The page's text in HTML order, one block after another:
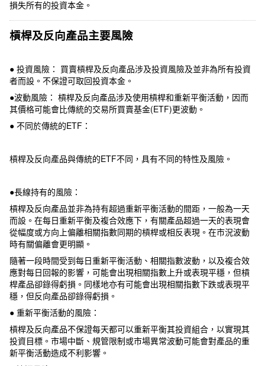
損失所有的投資本金。
槓桿及反向產品主要風險
● 投資風險： 買賣槓桿及反向產品涉及投資風險及並非為所有投資
者而設。不保證可取回投資本金。
●波動風險： 槓桿及反向產品涉及使用槓桿和重新平衡活動，因而
其價格可能會比傳統的交易所買賣基金(ETF)更波動。
● 不同於傳統的ETF：
槓桿及反向產品與傳統的ETF不同，具有不同的特性及風險。
●長線持有的風險：
槓桿及反向產品並非為持有超過重新平衡活動的間距，一般為一天
而設。在每日重新平衡及複合效應下，有關產品超過一天的表現會
從幅度或方向上偏離相關指數同期的槓桿或相反表現。在市況波動
時有關偏離會更明顯。
隨著一段時間受到每日重新平衡活動、相關指數波動，以及複合效
應對每日回報的影響，可能會出現相關指數上升或表現平穩，但槓
桿產品卻錄得虧損。同樣地亦有可能會出現相關指數下跌或表現平
穩，但反向產品卻錄得虧損。
● 重新平衡活動的風險：
槓桿及反向產品不保證每天都可以重新平衡其投資組合，以實現其
投資目標。市場中斷、規管限制或市場異常波動可能會對產品的重
新平衡活動造成不利影響。